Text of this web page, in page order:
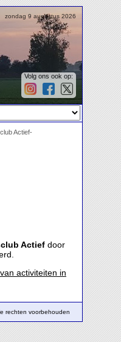
zondag 9 augustus 2026
Volg ons ook op:
Actief-
Actief door
activiteiten in
rechten voorbehouden